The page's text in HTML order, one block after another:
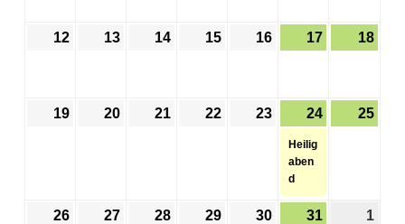
12 13 14 15 16 17 18
19 20 21 22 23 24
Heilig
aben
d
25
26 27 28 29 30 31 1